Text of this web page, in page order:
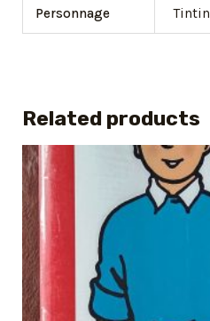
Personnage Tintin
Related products